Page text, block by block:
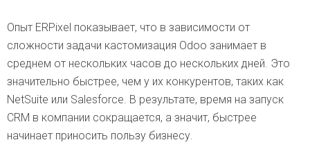
Опыт ERPixel показывает, что в зависимости от
сложности задачи кастомизация Odoo занимает в
среднем от нескольких часов до нескольких дней. Это
значительно быстрее, чем у их конкурентов, таких как
NetSuite или Salesforce. В результате, время на запуск
CRM в компании сокращается, а значит, быстрее
начинает приносить пользу бизнесу.